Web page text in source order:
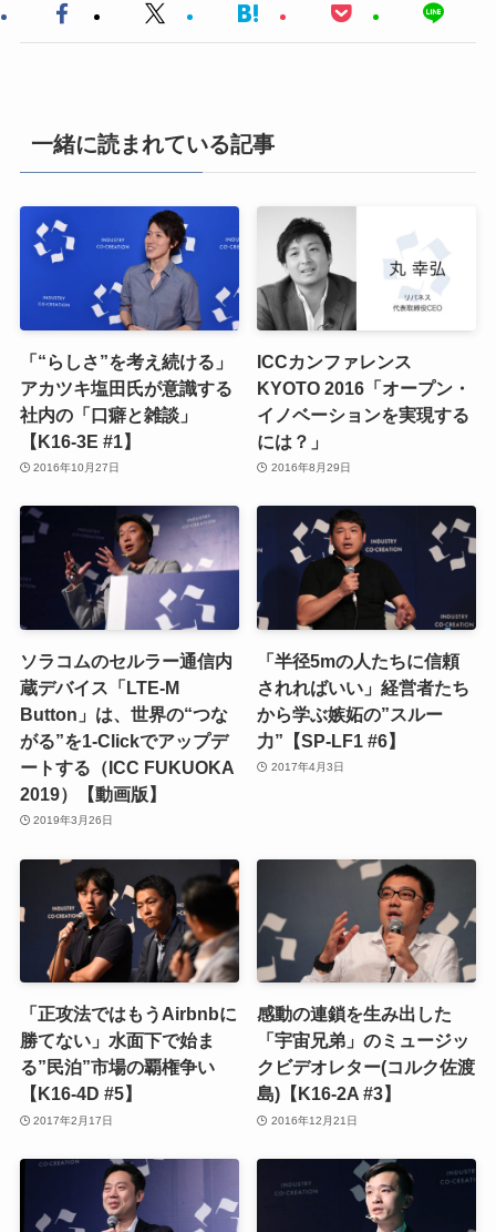
一緒に読まれている記事
「“らしさ”を考え続ける」
アカツキ塩田氏が意識する
社内の「口癖と雑談」
【K16-3E #1】
2016年10月27日
ICCカンファレンス
KYOTO 2016「オープン・
イノベーションを実現する
には？」
2016年8月29日
ソラコムのセルラー通信内
蔵デバイス「LTE-M
Button」は、世界の“つな
がる”を1-Clickでアップデ
ートする（ICC FUKUOKA
2019）【動画版】
2019年3月26日
「半径5mの人たちに信頼
されればいい」経営者たち
から学ぶ嫉妬の”スルー
力”【SP-LF1 #6】
2017年4月3日
「正攻法ではもうAirbnbに
勝てない」水面下で始ま
る”民泊”市場の覇権争い
【K16-4D #5】
2017年2月17日
感動の連鎖を生み出した
「宇宙兄弟」のミュージッ
クビデオレター(コルク佐渡
島)【K16-2A #3】
2016年12月21日